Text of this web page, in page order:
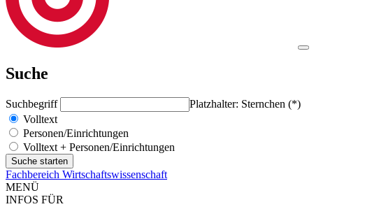
Suche
Suchbegriff
Platzhalter: Sternchen (*)
Volltext
Personen/Einrichtungen
Volltext + Personen/Einrichtungen
Fachbereich Wirtschaftswissenschaft
MENÜ
INFOS FÜR